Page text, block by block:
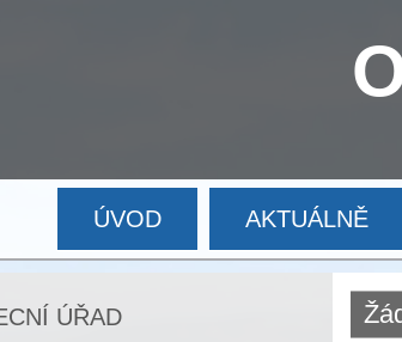
ÚVOD AKTUÁLNĚ
ÚŘAD